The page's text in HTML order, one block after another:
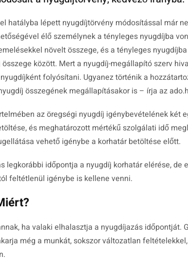
hatályba lépett nyugdíjtörvény módosítással már
élő személynek a tényleges nyugdíjba
növelt összege, és a tényleges
között. Mert a nyugdíj-megállapító szerv
folyósítani. Ugyanez történik a
összegének megállapításakor is – írja az
az öregségi nyugdíj igénybevételének két
és meghatározott mértékű szolgálati idő
vehető igénybe a korhatár betöltése előtt.
legkorábbi időpontja a nyugdíj korhatár elérése, de
feltétlenül igénybe is kellene venni.
ha valaki elhalasztja a nyugdíjazás időpontját.
még a munkát, sokszor változatlan